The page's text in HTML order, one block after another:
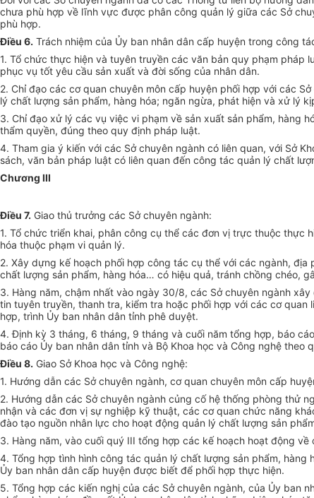
chưa phù hợp về lĩnh vực được phân công quản lý giữa các Sở
phù hợp.
Điều 6. Trách nhiệm của Ủy ban nhân dân cấp huyện trong công
1. Tổ chức thực hiện và tuyên truyền các văn bản quy phạm pháp
phục vụ tốt yêu cầu sản xuất và đời sống của nhân dân.
2. Chỉ đạo các cơ quan chuyên môn cấp huyện phối hợp với các
lý chất lượng sản phẩm, hàng hóa; ngăn ngừa, phát hiện và xử lý
3. Chỉ đạo xử lý các vụ việc vi phạm về sản xuất sản phẩm, hàng
thẩm quyền, đúng theo quy định pháp luật.
4. Tham gia ý kiến với các Sở chuyên ngành có liên quan, với Sở
sách, văn bản pháp luật có liên quan đến công tác quản lý chất
Chương III
Điều 7. Giao thủ trưởng các Sở chuyên ngành:
1. Tổ chức triển khai, phân công cụ thể các đơn vị trực thuộc
hóa thuộc phạm vi quản lý.
2. Xây dựng kế hoạch phối hợp công tác cụ thể với các ngành,
chất lượng sản phẩm, hàng hóa… có hiệu quả, tránh chồng chéo,
3. Hàng năm, chậm nhất vào ngày 30/8, các Sở chuyên ngành
tin tuyên truyền, thanh tra, kiểm tra hoặc phối hợp với các cơ
hợp, trình Ủy ban nhân dân tỉnh phê duyệt.
4. Định kỳ 3 tháng, 6 tháng, 9 tháng và cuối năm tổng hợp, báo
báo cáo Ủy ban nhân dân tỉnh và Bộ Khoa học và Công nghệ theo
Điều 8. Giao Sở Khoa học và Công nghệ:
1. Hướng dẫn các Sở chuyên ngành, cơ quan chuyên môn cấp
2. Hướng dẫn các Sở chuyên ngành củng cố hệ thống phòng thử
nhận và các đơn vị sự nghiệp kỹ thuật, các cơ quan chức năng
đào tạo nguồn nhân lực cho hoạt động quản lý chất lượng sản
3. Hàng năm, vào cuối quý III tổng hợp các kế hoạch hoạt động
4. Tổng hợp tình hình công tác quản lý chất lượng sản phẩm,
Ủy ban nhân dân cấp huyện được biết để phối hợp thực hiện.
5. Tổng hợp các kiến nghị của các Sở chuyên ngành, của Ủy ban